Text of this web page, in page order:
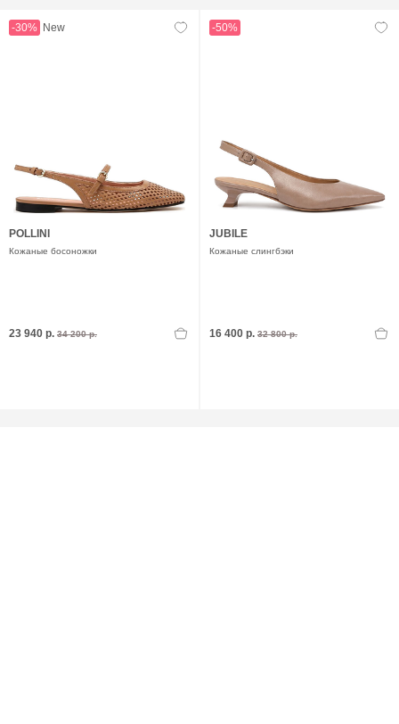
-30% New
POLLINI
Кожаные босоножки
23 940 р. 34 200 р.
-50%
JUBILE
Кожаные слингбэки
16 400 р. 32 800 р.